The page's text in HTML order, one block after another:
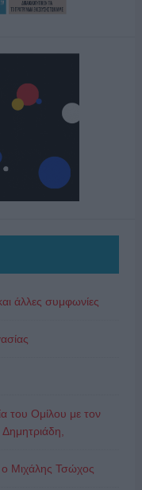
άλλες συμφωνίες
του Ομίλου με τον
Μιχάλης Τσώχος